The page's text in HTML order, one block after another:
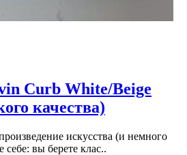
Curb White/Beige
качества)
искусства (и немного
себе: вы берете клас..